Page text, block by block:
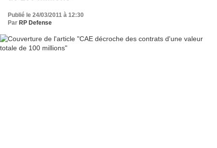
Publié le 24/03/2011 à 12:30
Par RP Defense